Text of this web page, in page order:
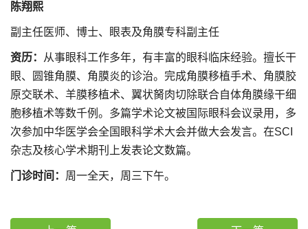
陈翔熙
副主任医师、博士、眼表及角膜专科副主任
资历：
从事眼科工作多年，有丰富的眼科临床经验。擅长干
眼、圆锥角膜、角膜炎的诊治。完成角膜移植手术、角膜胶
原交联术、羊膜移植术、翼状胬肉切除联合自体角膜缘干细
胞移植术等数千例。多篇学术论文被国际眼科会议录用，多
次参加中华医学会全国眼科学术大会并做大会发言。在SCI
杂志及核心学术期刊上发表论文数篇。
门诊时间： 周一全天，周三下午。